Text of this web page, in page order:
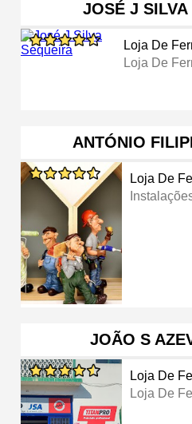
JOSÉ J SILVA
Loja De
Loja De
ANTÓNIO
Loja De
JOÃO S
Loja De
Loja De